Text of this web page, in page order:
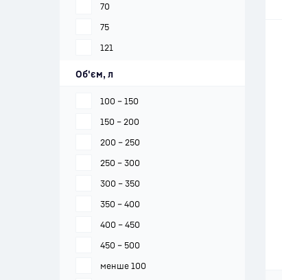
70
75
121
Об'єм, л
100 – 150
150 – 200
200 – 250
250 – 300
300 – 350
350 – 400
400 – 450
450 – 500
менше 100